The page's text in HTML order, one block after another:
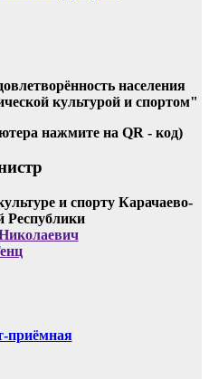
населения
культурой и спортом"
нажмите на QR - код)
приёмная